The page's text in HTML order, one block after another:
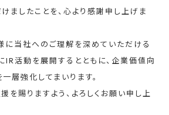
ましたことを、心より感謝申し上げま
に当社へのご理解を深めていただける
IR活動を展開するとともに、企業価値向
層強化してまいります。
を賜りますよう、よろしくお願い申し上